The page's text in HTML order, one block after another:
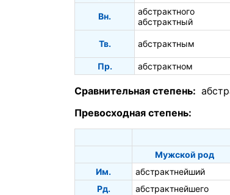
Вн.
абстрактного
абстрактный
Тв. абстрактным
Пр. абстрактном
Сравнительная степень:
Превосходная степень:
Мужской род
Им.
абстрактнейший
Рд.
абстрактнейшего